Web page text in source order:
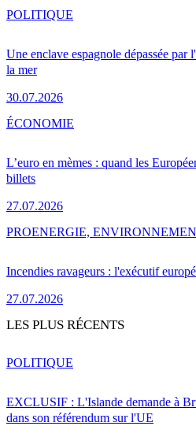
Une enclave espagnole dépassée
la mer
30.07.2026
POLITIQUE
L’euro en mèmes : quand les
billets
27.07.2026
ÉCONOMIE
Incendies ravageurs : l'exécutif
27.07.2026
PROENERGIE,
LES PLUS RÉCENTS
EXCLUSIF : L'Islande demande à
dans son référendum sur l'UE
POLITIQUE